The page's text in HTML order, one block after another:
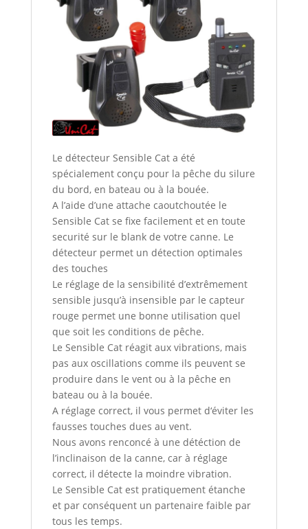
Le détecteur Sensible Cat a été
spécialement conçu pour la pêche du silure
du bord, en bateau ou à la bouée.
A l’aide d’une attache caoutchoutée le
Sensible Cat se fixe facilement et en toute
securité sur le blank de votre canne. Le
détecteur permet un détection optimales
des touches
Le réglage de la sensibilité d’extrêmement
sensible jusqu’à insensible par le capteur
rouge permet une bonne utilisation quel
que soit les conditions de pêche.
Le Sensible Cat réagit aux vibrations, mais
pas aux oscillations comme ils peuvent se
produire dans le vent ou à la pêche en
bateau ou à la bouée.
A réglage correct, il vous permet d‘éviter les
fausses touches dues au vent.
Nous avons renconcé à une détéction de
l’inclinaison de la canne, car à réglage
correct, il détecte la moindre vibration.
Le Sensible Cat est pratiquement étanche
et par conséquent un partenaire faible par
tous les temps.